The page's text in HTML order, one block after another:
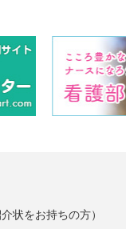
介状をお持ちの方）